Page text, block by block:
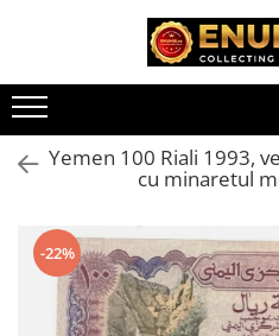
Monede Romania
Albume cu folii pentru stocare
monede
Bibliorafturi
Capsule monede
Yemen 100 Riali 1993,
cu minaretul
-22%